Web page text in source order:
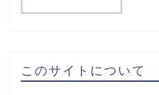
このサイトについて